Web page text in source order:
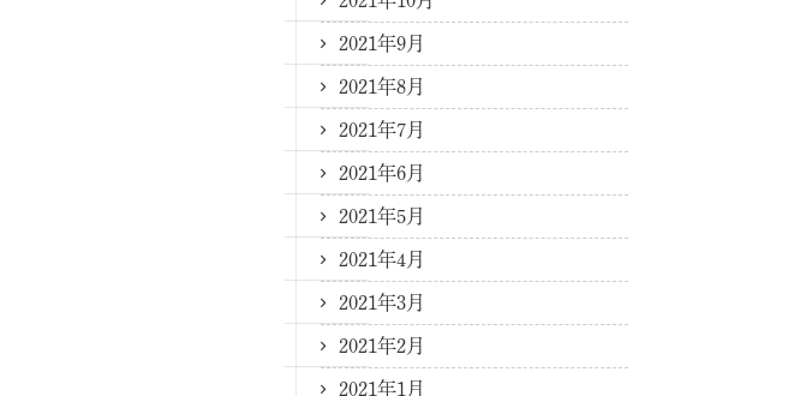
2021年9月
2021年8月
2021年7月
2021年6月
2021年5月
2021年4月
2021年3月
2021年2月
2021年1月